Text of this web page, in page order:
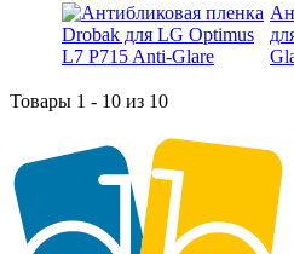
Товары 1 - 10 из 10